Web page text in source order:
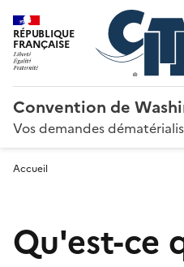
RÉPUBLIQUE
FRANÇAISE
Convention de
Vos demandes
Accueil
Qu'est-ce